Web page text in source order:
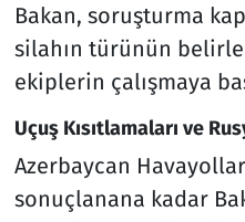
Bakan, soruşturma
silahın türünün
ekiplerin çalışmaya
Uçuş Kısıtlamaları ve
Azerbaycan
sonuçlanana kadar